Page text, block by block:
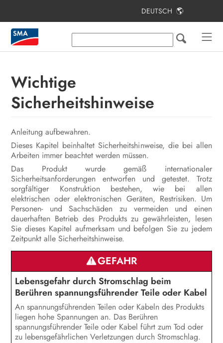
DEUTSCH
Wichtige
Sicherheitshinweise
Anleitung aufbewahren.
Dieses Kapitel beinhaltet Sicherheitshinweise, die bei allen
Arbeiten immer beachtet werden müssen.
Das Produkt wurde gemäß internationaler
Sicherheitsanforderungen entworfen und getestet. Trotz
sorgfältiger Konstruktion bestehen, wie bei allen
elektrischen oder elektronischen Geräten, Restrisiken. Um
Personen- und Sachschäden zu vermeiden und einen
dauerhaften Betrieb des Produkts zu gewährleisten, lesen
Sie dieses Kapitel aufmerksam und befolgen Sie zu jedem
Zeitpunkt alle Sicherheitshinweise.
GEFAHR
Lebensgefahr durch Stromschlag beim
Berühren spannungsführender Teile oder Kabel
An spannungsführenden Teilen oder Kabeln des Produkts
liegen hohe Spannungen an. Das Berühren
spannungsführender Teile oder Kabel führt zum Tod oder
zu lebensgefährlichen Verletzungen durch Stromschlag.
Inhaltsverzeichnis
Hinweise zu diesem Dokument
Lieferumfang
Produktübersicht
Montage
Elektrischer Anschluss
Inbetriebnahme
Bedienung
Produkt spannungsfrei schalten
Instandhaltung
Produkt reinigen
Fehlersuche
Produkt außer Betrieb nehmen
Vorgehen bei Erhalt eines
Austauschgeräts